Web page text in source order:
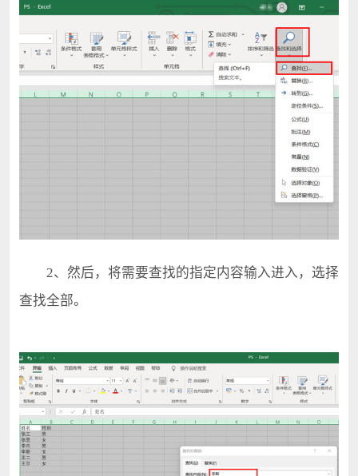
2、然后，将需要查找的指定内容输入进入，选择
查找全部。